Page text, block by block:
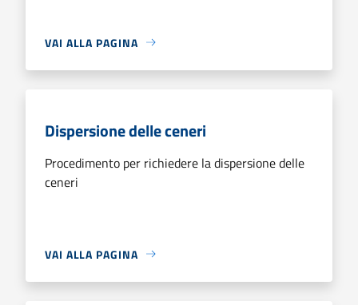
VAI ALLA PAGINA
Dispersione delle ceneri
Procedimento per richiedere la dispersione delle
ceneri
VAI ALLA PAGINA